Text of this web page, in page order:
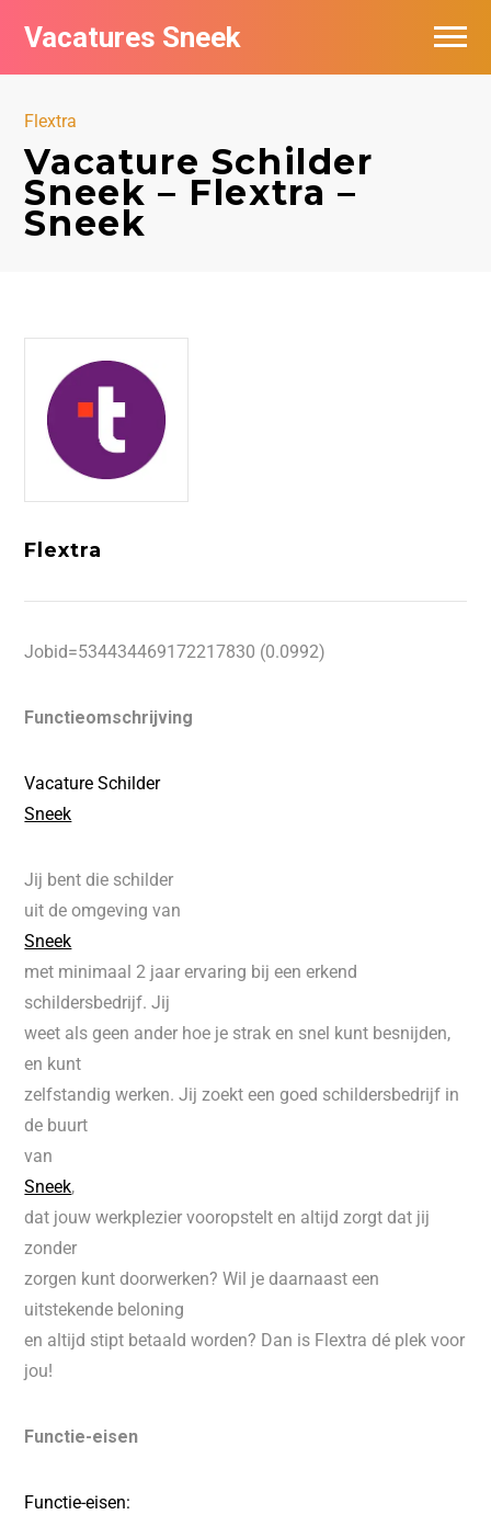
Vacatures Sneek
Flextra
Vacature Schilder
Sneek – Flextra –
Sneek
Flextra
Jobid=534434469172217830 (0.0992)
Functieomschrijving
Vacature Schilder
Sneek
Jij bent die schilder
uit de omgeving van
Sneek
met minimaal 2 jaar ervaring bij een erkend
schildersbedrijf. Jij
weet als geen ander hoe je strak en snel kunt besnijden,
en kunt
zelfstandig werken. Jij zoekt een goed schildersbedrijf in
de buurt
van
Sneek,
dat jouw werkplezier vooropstelt en altijd zorgt dat jij
zonder
zorgen kunt doorwerken? Wil je daarnaast een
uitstekende beloning
en altijd stipt betaald worden? Dan is Flextra dé plek voor
jou!
Functie-eisen
Functie-eisen:
Vacatures per bedrijf